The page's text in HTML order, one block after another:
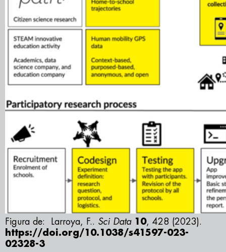
Figura de: Larroya, F.. Sci Data 10, 428 (2023).
https://doi.org/10.1038/s41597-023-
02328-3